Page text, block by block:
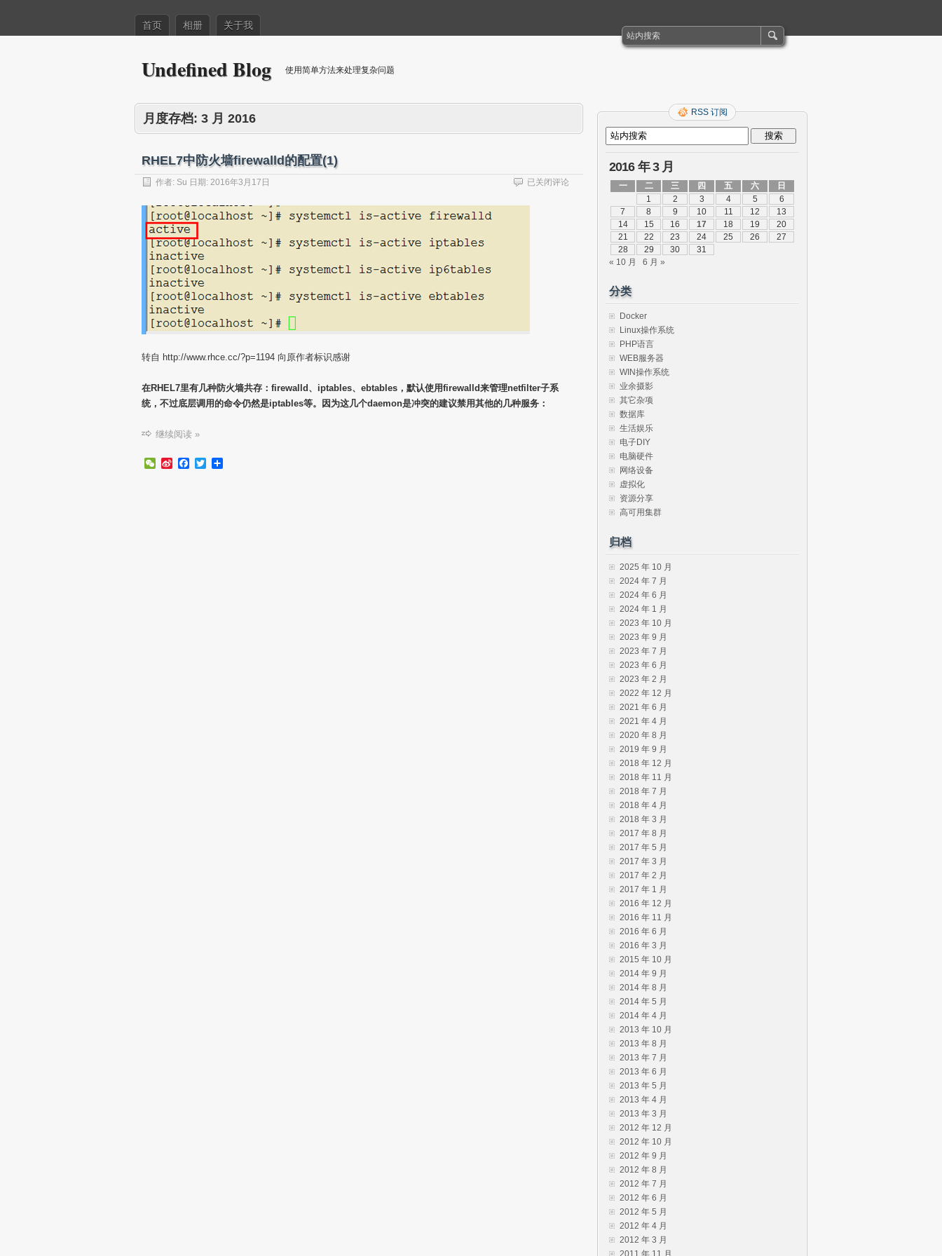
首页 相册 关于我
Undefined Blog 使用简单方法来处理复杂问题
月度存档: 3 月 2016
RHEL7中防火墙firewalld的配置(1)
作者: Su 日期: 2016年3月17日
RHEL7
防
已关闭评论
转自 http://www.rhce.cc/?p=1194 向原作者标识感谢
在RHEL7里有几种防火墙共存：firewalld、iptables、ebtables，默认使用firewalld来管理netfilter子系
统，不过底层调用的命令仍然是iptables等。因为这几个daemon是冲突的建议禁用其他的几种服务：
继续阅读 »
WeChat
SinaFacebook
Twitter
RSS 订阅
2016 年 3 月
一 二 三 四 五 六
日
1
2 3 4 5
6
7
8 9 10 11 12
13
14
15 16 17 18 19
20
21
22 23 24 25 26
27
28
29 30
31
« 10 月
6 月 »
分类
Docker
Linux操作系统
PHP语言
WEB服务器
WIN操作系统
业余摄影
其它杂项
数据库
生活娱乐
电子DIY
电脑硬件
网络设备
虚拟化
资源分享
高可用集群
归档
2025 年 10 月
2024 年 7 月
2024 年 6 月
2024 年 1 月
2023 年 10 月
2023 年 9 月
2023 年 7 月
2023 年 6 月
2023 年 2 月
2022 年 12 月
2021 年 6 月
2021 年 4 月
2020 年 8 月
2019 年 9 月
2018 年 12 月
2018 年 11 月
2018 年 7 月
2018 年 4 月
2018 年 3 月
2017 年 8 月
2017 年 5 月
2017 年 3 月
2017 年 2 月
2017 年 1 月
2016 年 12 月
2016 年 11 月
2016 年 6 月
2016 年 3 月
2015 年 10 月
2014 年 9 月
2014 年 8 月
2014 年 5 月
2014 年 4 月
2013 年 10 月
2013 年 8 月
2013 年 7 月
2013 年 6 月
2013 年 5 月
2013 年 4 月
2013 年 3 月
2012 年 12 月
2012 年 10 月
2012 年 9 月
2012 年 8 月
2012 年 7 月
2012 年 6 月
2012 年 5 月
2012 年 4 月
2012 年 3 月
2011 年 11 月